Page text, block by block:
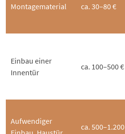
Montagematerial ca. 30–80 €
Einbau einer
Innentür
ca. 100–500 €
Aufwendiger
ca. 500–1.200